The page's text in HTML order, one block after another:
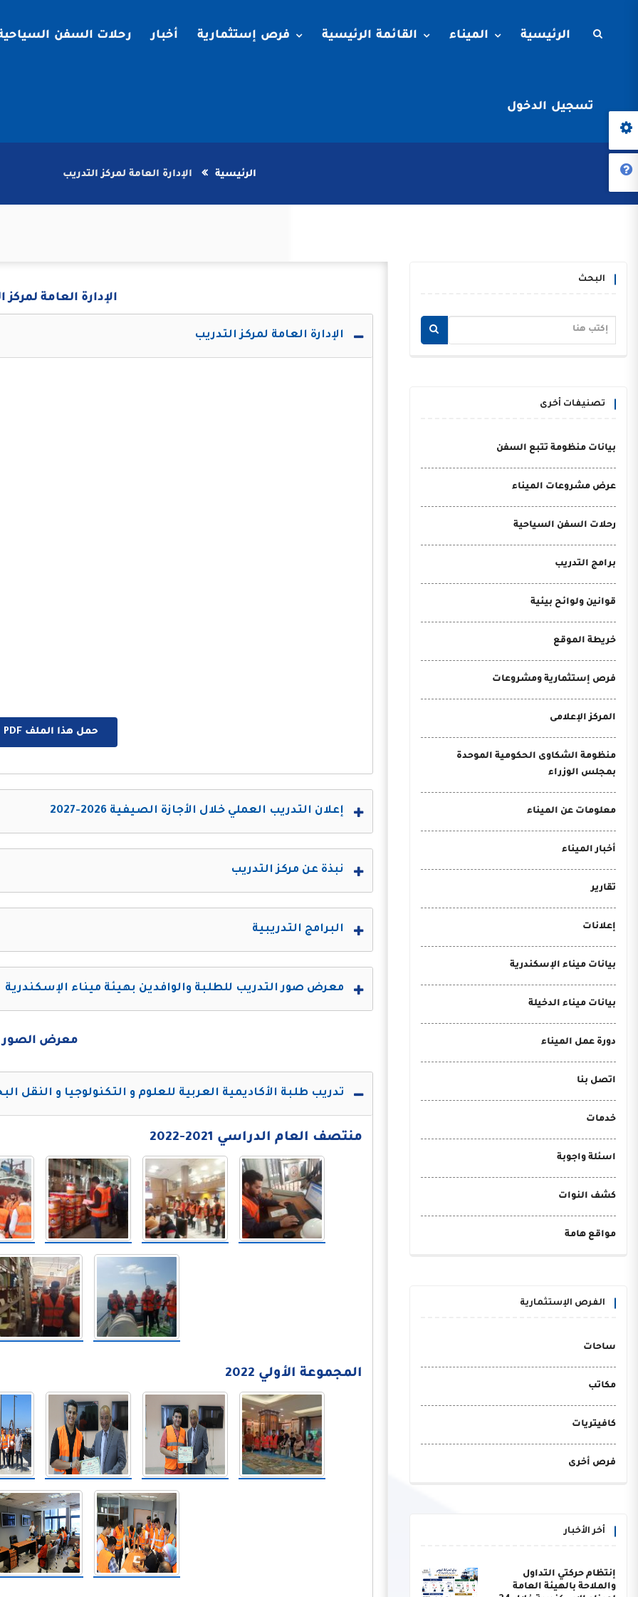
الرئيسية الميناء القائمة الرئيسية فرص إستثمارية أخبار رحلات السفن
تسجيل الدخول
الرئيسية الإدارة العامة لمركز التدريب
البحث
تصنيفات أخرى
بيانات منظومة تتبع السفن
عرض مشروعات الميناء
رحلات السفن السياحية
برامج التدريب
قوانين ولوائح بيئية
خريطة الموقع
فرص إستثمارية ومشروعات
المركز الإعلامى
منظومة الشكاوى الحكومية الموحدة
بمجلس الوزراء
معلومات عن الميناء
أخبار الميناء
تقارير
إعلانات
بيانات ميناء الإسكندرية
بيانات ميناء الدخيلة
دورة عمل الميناء
اتصل بنا
خدمات
اسئلة واجوبة
كشف النوات
مواقع هامة
الفرص الإستثمارية
ساحات
مكاتب
كافيتريات
فرص أخرى
أخر الأخبار
إنتظام حركتي التداول
والملاحة بالهيئة العامة
الإدارة العامة لمركز
الإدارة العامة لمركز التدريب
حمل هذا الملف PDF الان
إعلان التدريب العملي خلال الأجازة الصيفية 2026-2027
نبذة عن مركز التدريب
البرامج التدريبية
معرض صور التدريب للطلبة والوافدين بهيئة ميناء الإسكندرية
معرض الصور
تدريب طلبة الأكاديمية العربية للعلوم و التكنولوجيا و النقل
منتصف العام الدراسي 2021-2022
المجموعة الأولي 2022